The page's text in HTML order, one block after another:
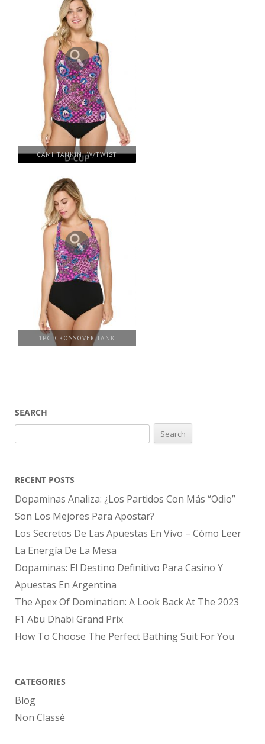
CAMI TANKINI W/TWIST
1PC CROSSOVER TANK
SEARCH
for:
RECENT POSTS
Dopaminas Analiza: ¿Los Partidos Con Más “Odio”
Son Los Mejores Para Apostar?
Los Secretos De Las Apuestas En Vivo – Cómo Leer
La Energía De La Mesa
Dopaminas: El Destino Definitivo Para Casino Y
Apuestas En Argentina
The Apex Of Domination: A Look Back At The 2023
F1 Abu Dhabi Grand Prix
How To Choose The Perfect Bathing Suit For You
CATEGORIES
Blog
Non Classé